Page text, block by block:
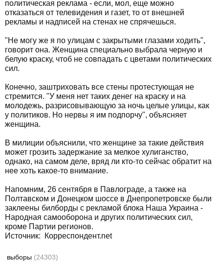
политическая реклама - если, мол, еще можно
отказаться от телевидения и газет, то от внешней
рекламы и надписей на стенах не спрячешься.
"Не могу же я по улицам с закрытыми глазами ходить",
говорит она. Женщина специально выбрала черную и
белую краску, чтоб не совпадать с цветами политических
сил.
Конечно, заштриховать все стены протестующая не
стремится. "У меня нет таких денег на краску и на
молодежь, разрисовывающую за ночь целые улицы, как
у политиков. Но нервы я им подпорчу", объясняет
женщина.
В милиции объяснили, что женщине за такие действия
может грозить задержание за мелкое хулиганство,
однако, на самом деле, вряд ли кто-то сейчас обратит на
нее хоть какое-то внимание.
Напомним, 26 сентября в Павлограде, а также на
Полтавском и Донецком шоссе в Днепропетровске были
заклеены билборды с рекламой блока Наша Украина -
Народная самооборона и других политических сил,
кроме Партии регионов.
Источник:
Корреспондент.net
выборы (24303)